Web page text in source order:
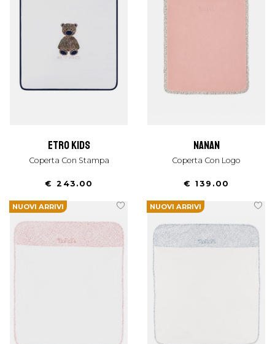
etro kids
Coperta Con Stampa
€ 243.00
nanan
Coperta Con Logo
€ 139.00
NUOVI ARRIVI NUOVI ARRIVI